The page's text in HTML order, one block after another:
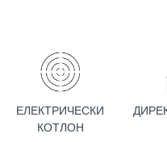
ЕЛЕКТРИЧЕСКИ
КОТЛОН